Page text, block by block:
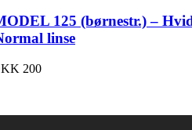
125 (børnestr.) –
linse
200